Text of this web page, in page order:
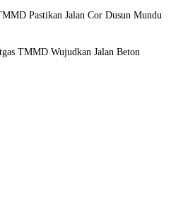
Pastikan Jalan Cor Dusun Mundu
TMMD Wujudkan Jalan Beton